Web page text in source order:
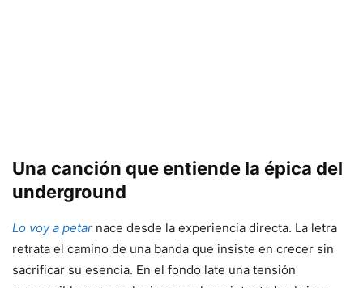
Una canción que entiende la épica del
underground
Lo voy a petar nace desde la experiencia directa. La letra
retrata el camino de una banda que insiste en crecer sin
sacrificar su esencia. En el fondo late una tensión